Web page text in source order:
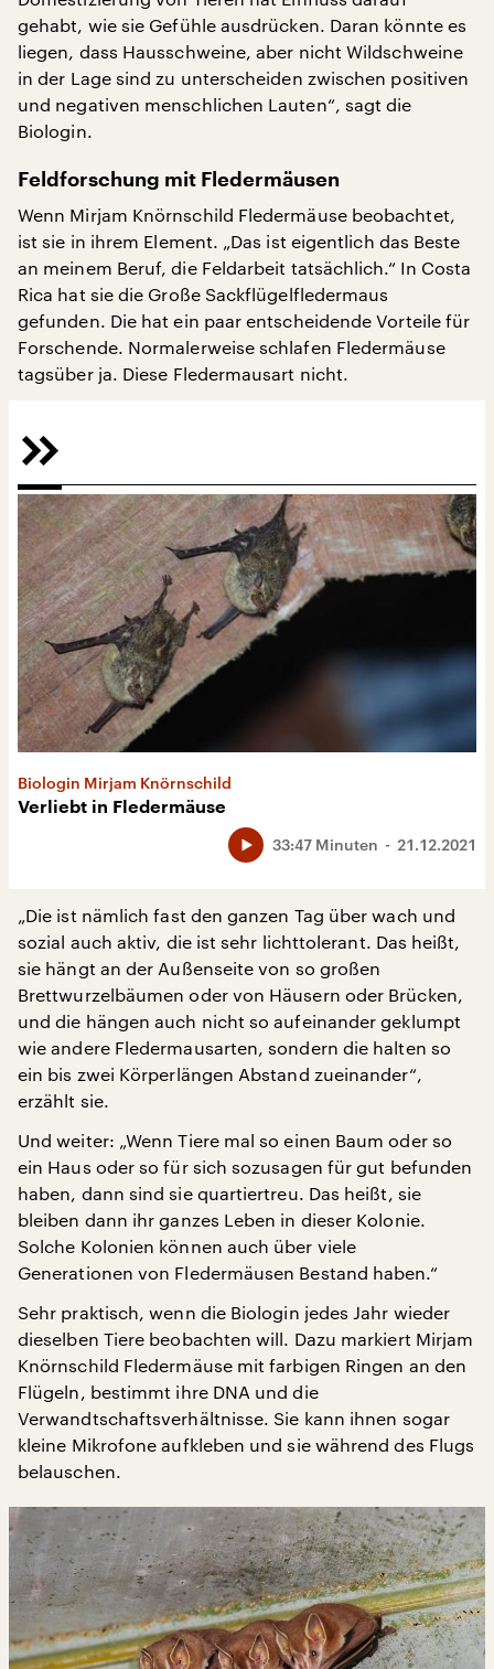
gehabt, wie sie Gefühle ausdrücken. Daran könnte es
liegen, dass Hausschweine, aber nicht Wildschweine
in der Lage sind zu unterscheiden zwischen positiven
und negativen menschlichen Lauten“, sagt die
Biologin.
Feldforschung mit Fledermäusen
Wenn Mirjam Knörnschild Fledermäuse beobachtet,
ist sie in ihrem Element. „Das ist eigentlich das Beste
an meinem Beruf, die Feldarbeit tatsächlich.“ In Costa
Rica hat sie die Große Sackflügelfledermaus
gefunden. Die hat ein paar entscheidende Vorteile für
Forschende. Normalerweise schlafen Fledermäuse
tagsüber ja. Diese Fledermausart nicht.
Biologin Mirjam Knörnschild
Verliebt in Fledermäuse
21.12.2021
33:47 Minuten
„Die ist nämlich fast den ganzen Tag über wach und
sozial auch aktiv, die ist sehr lichttolerant. Das heißt,
sie hängt an der Außenseite von so großen
Brettwurzelbäumen oder von Häusern oder Brücken,
und die hängen auch nicht so aufeinander geklumpt
wie andere Fledermausarten, sondern die halten so
ein bis zwei Körperlängen Abstand zueinander“,
erzählt sie.
Und weiter: „Wenn Tiere mal so einen Baum oder so
ein Haus oder so für sich sozusagen für gut befunden
haben, dann sind sie quartiertreu. Das heißt, sie
bleiben dann ihr ganzes Leben in dieser Kolonie.
Solche Kolonien können auch über viele
Generationen von Fledermäusen Bestand haben.“
Sehr praktisch, wenn die Biologin jedes Jahr wieder
dieselben Tiere beobachten will. Dazu markiert Mirjam
Knörnschild Fledermäuse mit farbigen Ringen an den
Flügeln, bestimmt ihre DNA und die
Verwandtschaftsverhältnisse. Sie kann ihnen sogar
kleine Mikrofone aufkleben und sie während des Flugs
belauschen.